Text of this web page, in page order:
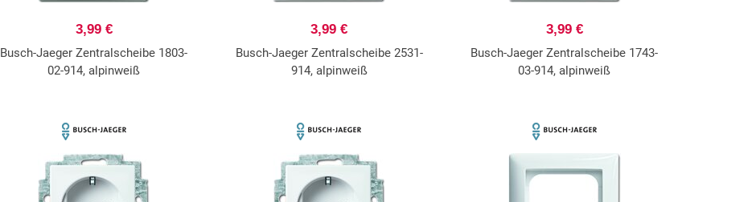
3,99 €
Busch-Jaeger Zentralscheibe 1803-
02-914, alpinweiß
3,99 €
Busch-Jaeger Zentralscheibe 2531-
914, alpinweiß
3,99 €
Busch-Jaeger Zentralscheibe 1743-
03-914, alpinweiß